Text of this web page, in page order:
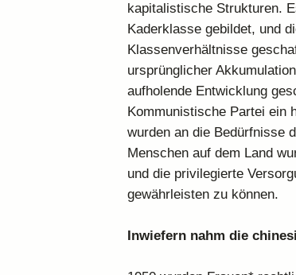
kapitalistische Strukturen.
Kaderklasse gebildet, und
Klassenverhältnisse
ursprünglicher
aufholende Entwicklung
Kommunistische Partei ein
wurden an die Bedürfnisse
Menschen auf dem Land
und die privilegierte
gewährleisten zu können.
Inwiefern nahm die